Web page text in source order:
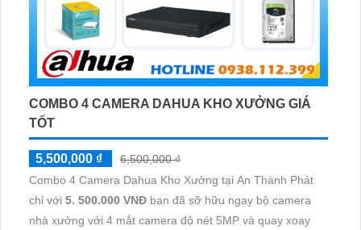
COMBO 4 CAMERA DAHUA KHO XƯỞNG GIÁ
TỐT
5,500,000 ₫
6,500,000 ₫
Combo 4 Camera Dahua Kho Xưởng tại An Thành Phát
chỉ với 5. 500.000 VNĐ bạn đã sỡ hữu ngay bộ camera
nhà xưởng với 4 mắt camera độ nét 5MP và quay xoay